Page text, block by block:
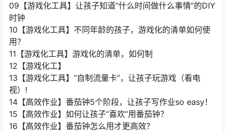
09【游戏化工具】让孩子知道“什么时间做什么事情”的DIY
时钟
10【游戏化工具】不同年龄的孩子，游戏化的清单如何使
用？
11【游戏化工具】游戏化的清单，如何制
12【游戏化工】
13【游戏化工具】“自制流量卡”，让孩子玩游戏（看电
视）!
14【高效作业】番茄钟5个阶段，让孩子写作业so easy！
15【高效作业】如何让孩子“喜欢”用番茄钟？
16【高效作业】番茄钟怎么用才更高效？